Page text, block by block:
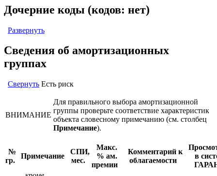
Дочерние коды (кодов: нет)
Развернуть
Сведения об амортизационных
группах
Свернуть Есть риск
ВНИМАНИЕ
Для правильного выбора амортизационной
группы проверьте соответствие характеристик
объекта словесному примечанию (см. столбец
Примечание).
№
гр.
Примечание
СПИ,
мес.
Макс.
% ам.
премии
Комментарий к
облагаемости
в